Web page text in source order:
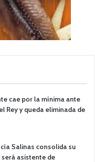
cae por la mínima ante
Rey y queda eliminada de
Salinas consolida su
asistente de